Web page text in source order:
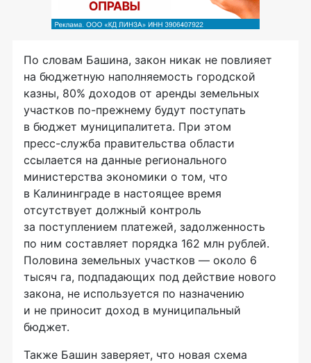
По словам Башина, закон никак не повлияет
на бюджетную наполняемость городской
казны, 80% доходов от аренды земельных
участков по-прежнему будут поступать
в бюджет муниципалитета. При этом
пресс-служба правительства области
ссылается на данные регионального
министерства экономики о том, что
в Калининграде в настоящее время
отсутствует должный контроль
за поступлением платежей, задолженность
по ним составляет порядка 162 млн рублей.
Половина земельных участков — около 6
тысяч га, подпадающих под действие нового
закона, не используется по назначению
и не приносит доход в муниципальный
бюджет.
Также Башин заверяет, что новая схема